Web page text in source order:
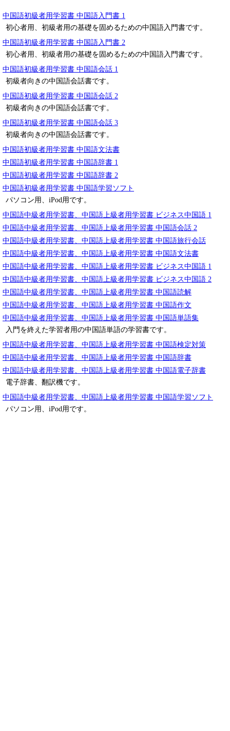
中国語初級者用学習書 中国語入門書 1
初心者用、初級者用の基礎を固めるための中国語入門書です。
中国語初級者用学習書 中国語入門書 2
初心者用、初級者用の基礎を固めるための中国語入門書です。
中国語初級者用学習書 中国語会話 1
初級者向きの中国語会話書です。
中国語初級者用学習書 中国語会話 2
初級者向きの中国語会話書です。
中国語初級者用学習書 中国語会話 3
初級者向きの中国語会話書です。
中国語初級者用学習書 中国語文法書
中国語初級者用学習書 中国語辞書 1
中国語初級者用学習書 中国語辞書 2
中国語初級者用学習書 中国語学習ソフト
パソコン用、iPod用です。
中国語中級者用学習書、中国語上級者用学習書 ビジネス中国語 1
中国語中級者用学習書、中国語上級者用学習書 中国語会話 2
中国語中級者用学習書、中国語上級者用学習書 中国語旅行会話
中国語中級者用学習書、中国語上級者用学習書 中国語文法書
中国語中級者用学習書、中国語上級者用学習書 ビジネス中国語 1
中国語中級者用学習書、中国語上級者用学習書 ビジネス中国語 2
中国語中級者用学習書、中国語上級者用学習書 中国語読解
中国語中級者用学習書、中国語上級者用学習書 中国語作文
中国語中級者用学習書、中国語上級者用学習書 中国語単語集
入門を終えた学習者用の中国語単語の学習書です。
中国語中級者用学習書、中国語上級者用学習書 中国語検定対策
中国語中級者用学習書、中国語上級者用学習書 中国語辞書
中国語中級者用学習書、中国語上級者用学習書 中国語電子辞書
電子辞書、翻訳機です。
中国語中級者用学習書、中国語上級者用学習書 中国語学習ソフト
パソコン用、iPod用です。